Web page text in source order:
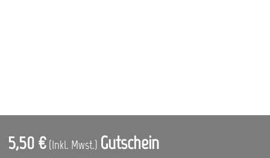
5,50 € (Inkl. Mwst.) Gutschein